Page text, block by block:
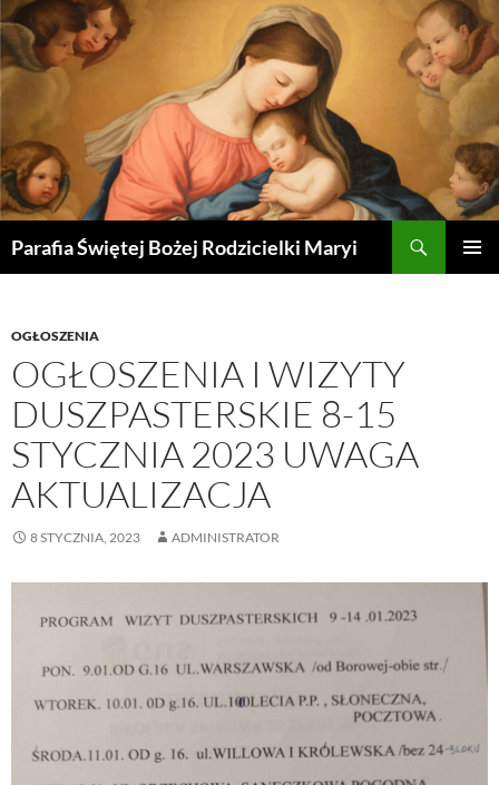
Parafia Świętej Bożej Rodzicielki Maryi
OGŁOSZENIA
OGŁOSZENIA I WIZYTY
DUSZPASTERSKIE 8-15
STYCZNIA 2023 UWAGA
AKTUALIZACJA
8 STYCZNIA, 2023 ADMINISTRATOR